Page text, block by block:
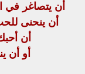
أن يتصاغر
أن ينحنى
أن
أو أن